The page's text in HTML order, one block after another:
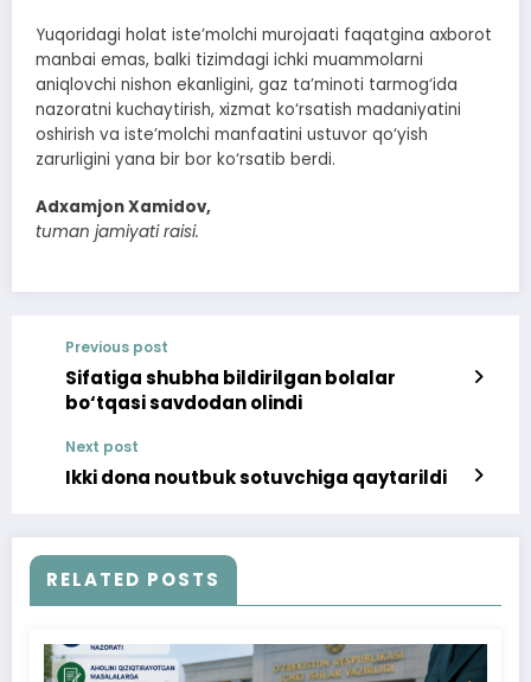
Yuqoridagi holat iste’molchi murojaati faqatgina axborot
manbai emas, balki tizimdagi ichki muammolarni
aniqlovchi nishon ekanligini, gaz ta’minoti tarmog‘ida
nazoratni kuchaytirish, xizmat ko‘rsatish madaniyatini
oshirish va iste’molchi manfaatini ustuvor qo‘yish
zarurligini yana bir bor ko‘rsatib berdi.
Adxamjon Xamidov,
tuman jamiyati raisi.
Previous post
Sifatiga shubha bildirilgan bolalar
bo‘tqasi savdodan olindi
Next post
Ikki dona noutbuk sotuvchiga qaytarildi
RELATED POSTS